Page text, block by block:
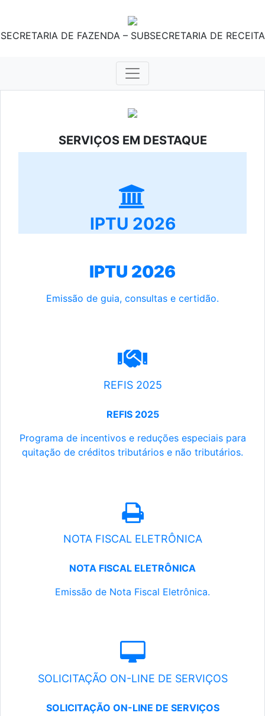
SECRETARIA DE FAZENDA – SUBSECRETARIA DE RECEITA
SERVIÇOS EM DESTAQUE
IPTU 2026
IPTU 2026
Emissão de guia, consultas e certidão.
REFIS 2025
REFIS 2025
Programa de incentivos e reduções especiais para
quitação de créditos tributários e não tributários.
NOTA FISCAL ELETRÔNICA
NOTA FISCAL ELETRÔNICA
Emissão de Nota Fiscal Eletrônica.
SOLICITAÇÃO ON-LINE DE SERVIÇOS
SOLICITAÇÃO ON-LINE DE SERVIÇOS